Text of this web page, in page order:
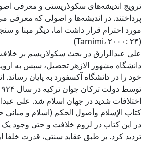
ترویج اندیشه‌های سکولاریستی و معرفی
پرداختند. در اندیشه‌ها و اصولی که معرفی
مورد احترام قرار داشت اما، دیگر مبنا و
(Tamimi، ۲۰۰۰: ۲۴)
علی عبدالرازق در بحث سکولاریسم بر
دانشگاه مشهور الازهر تحصیل، سپس به
خود را در دانشگاه آکسفورد به پایان
کتاب الإسلام وأصول الحکم (اسلام و
در این کتاب در لزوم خلافت و حتی وجود
تردید کرد. بر طبق عقاید سنتی، قدرت خلفا